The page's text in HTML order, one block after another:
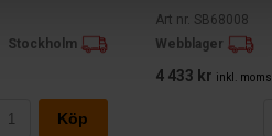
Stockholm
Köp
Art nr. SB68008
Webblager
4 433 kr inkl. moms